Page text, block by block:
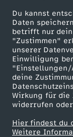
Du kannst
Daten
betrifft nur
"Zustimmen"
unserer
Einwilligung
"Einstellungen/
deine
Wirkung für die
widerrufen
Hier findest du
Weitere
ZDF goes Schule
Werbefernsehen
Mainzelmännchen
Partner